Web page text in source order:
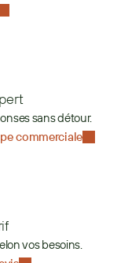
sans détour.
commerciale
vos besoins.